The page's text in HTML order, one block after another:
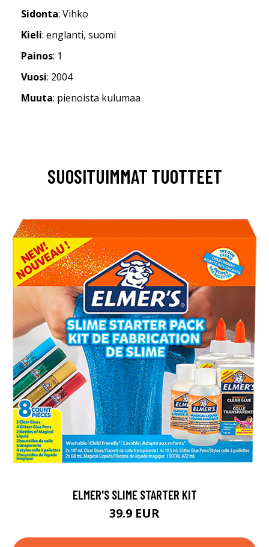
Sidonta: Vihko
Kieli: englanti, suomi
Painos: 1
Vuosi: 2004
Muuta: pienoista kulumaa
SUOSITUIMMAT TUOTTEET
ELMER'S SLIME STARTER KIT
39.9 EUR